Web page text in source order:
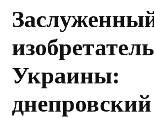
изобретатель
Украины: